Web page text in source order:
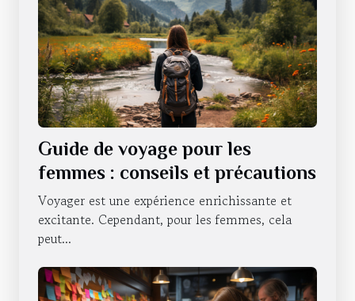
Guide de voyage pour les
femmes : conseils et précautions
Voyager est une expérience enrichissante et
excitante. Cependant, pour les femmes, cela
peut...